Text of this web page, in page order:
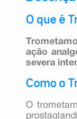
O que é
ação
severa
Como o
O